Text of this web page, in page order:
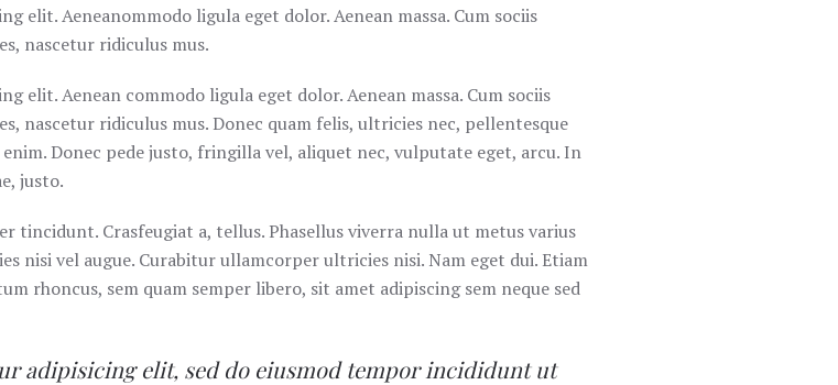
elit. Aeneanommodo ligula eget dolor. Aenean massa. Cum sociis
nascetur ridiculus mus.
elit. Aenean commodo ligula eget dolor. Aenean massa. Cum sociis
nascetur ridiculus mus. Donec quam felis, ultricies nec, pellentesque
Donec pede justo, fringilla vel, aliquet nec, vulputate eget, arcu. In
justo.
tincidunt. Crasfeugiat a, tellus. Phasellus viverra nulla ut metus varius
nisi vel augue. Curabitur ullamcorper ultricies nisi. Nam eget dui. Etiam
rhoncus, sem quam semper libero, sit amet adipiscing sem neque sed
adipisicing elit, sed do eiusmod tempor incididunt ut